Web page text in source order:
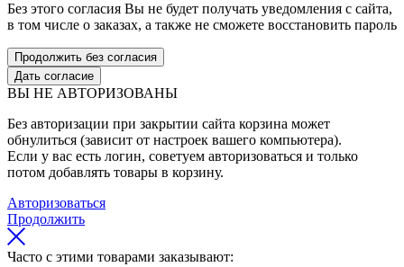
Без этого согласия Вы не будет получать уведомления с сайта,
в том числе о заказах, а также не сможете восстановить пароль
Продолжить без согласия
Дать согласие
ВЫ НЕ АВТОРИЗОВАНЫ
Без авторизации при закрытии сайта корзина может
обнулиться (зависит от настроек вашего компьютера).
Если у вас есть логин, советуем авторизоваться и только
потом добавлять товары в корзину.
Авторизоваться
Продолжить
Часто с этими товарами заказывают: